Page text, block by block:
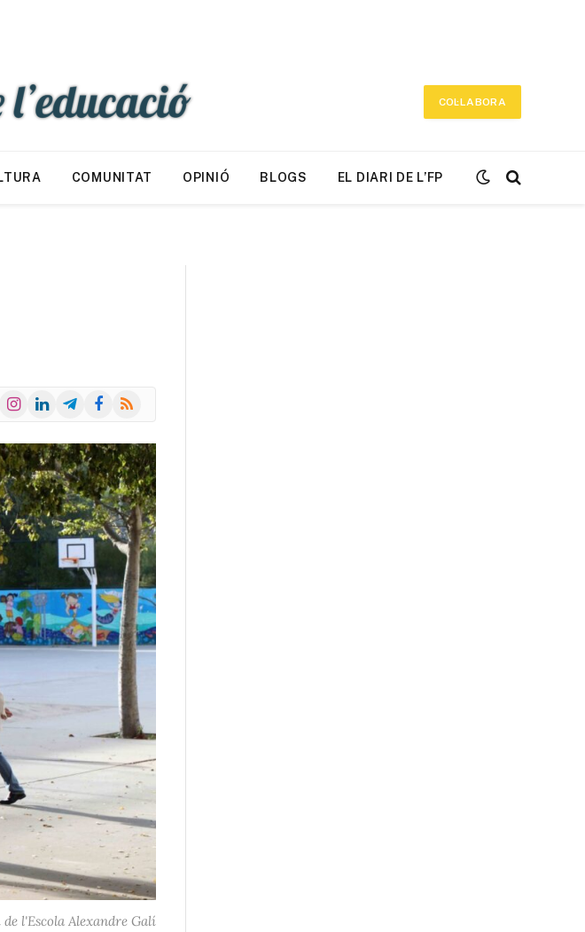
COL·LABORA
COMUNITAT OPINIÓ BLOGS EL DIARI DE L’FP
Instagram
LinkedInTelegramFacebook
RSS
de l'Escola Alexandre Galí